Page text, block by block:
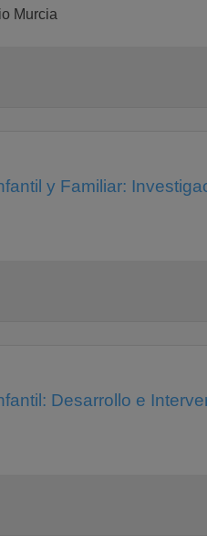
Murcia
y Familiar:
Desarrollo e